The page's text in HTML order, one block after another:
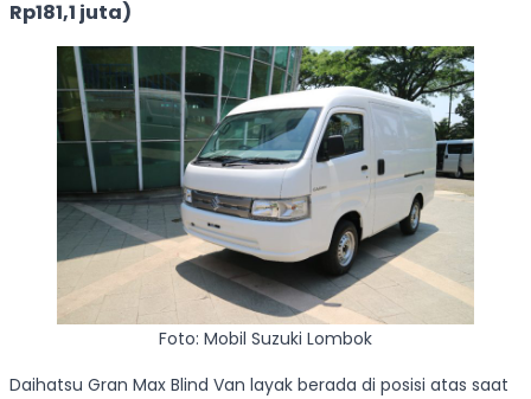
Rp181,1 juta)
Foto: Mobil Suzuki Lombok
Daihatsu Gran Max Blind Van layak berada di posisi atas saat